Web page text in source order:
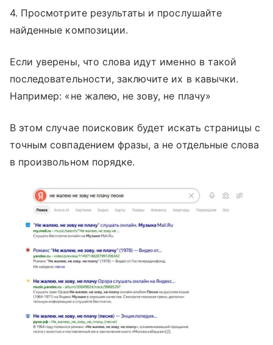
4. Просмотрите результаты и прослушайте
найденные композиции.
Если уверены, что слова идут именно в такой
последовательности, заключите их в кавычки.
Например: «не жалею, не зову, не плачу»
В этом случае поисковик будет искать страницы с
точным совпадением фразы, а не отдельные слова
в произвольном порядке.